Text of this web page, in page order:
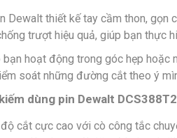
Dewalt thiết kế tay cầm thon,
trượt hiệu quả, giúp bạn thực
bạn hoạt động trong góc hẹp
soát những đường cắt theo ý
dùng pin Dewalt
cắt cực cao với cò công tắc